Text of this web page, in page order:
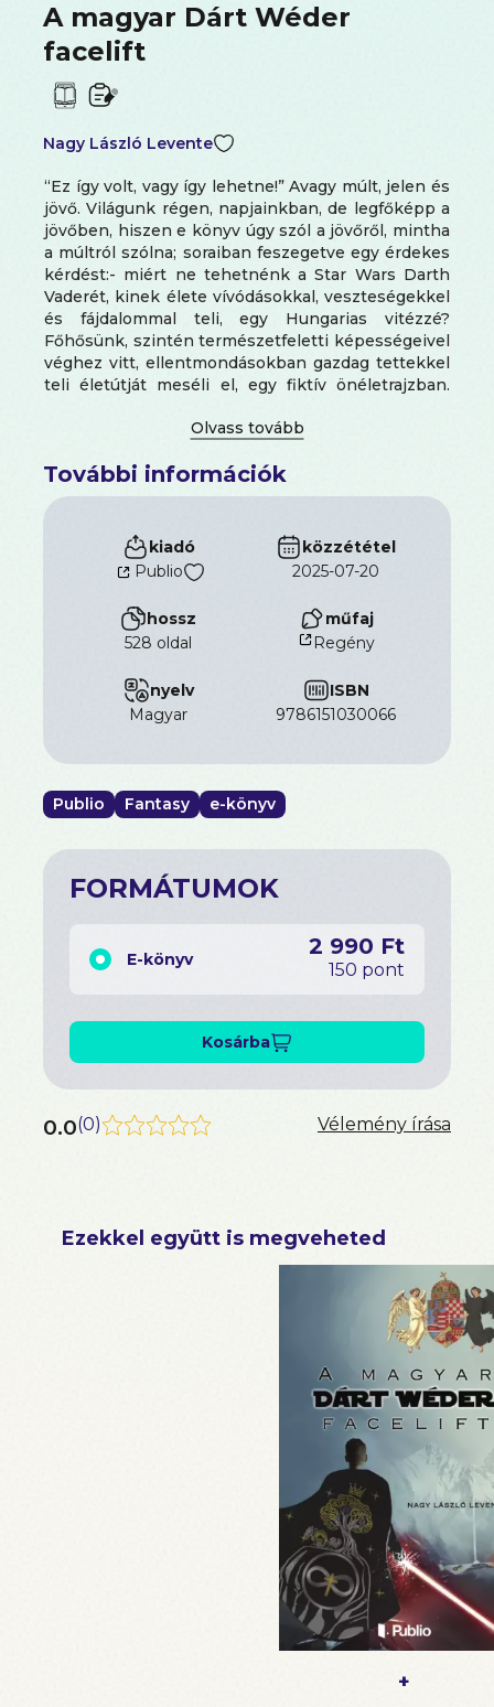
A magyar Dárt Wéder
facelift
Nagy László Levente
“Ez így volt, vagy így lehetne!” Avagy múlt, jelen és
jövő. Világunk régen, napjainkban, de legfőképp a
jövőben, hiszen e könyv úgy szól a jövőről, mintha
a múltról szólna; soraiban feszegetve egy érdekes
kérdést:- miért ne tehetnénk a Star Wars Darth
Vaderét, kinek élete vívódásokkal, veszteségekkel
és fájdalommal teli, egy Hungarias vitézzé?
Főhősünk, szintén természetfeletti képességeivel
véghez vitt, ellentmondásokban gazdag tettekkel
teli életútját meséli el, egy fiktív önéletrajzban.
mintegy 200 év történéseit, országhatárok és
háttérben. E könyv az első Magyar Dárt Wéder egy
ráncfelvarrott változata, mely átfogó képet ad a
megjelenésére.
További információk
kiadó
Publio
közzététel
2025-07-20
hossz
528 oldal
műfaj
Regény
nyelv
magyar
ISBN
9786151030066
Publio Fantasy e-könyv
FORMÁTUMOK
E-könyv 2 990 Ft
150 pont
Kosárba
0.0(0) Vélemény írása
Ezekkel együtt is megveheted
+